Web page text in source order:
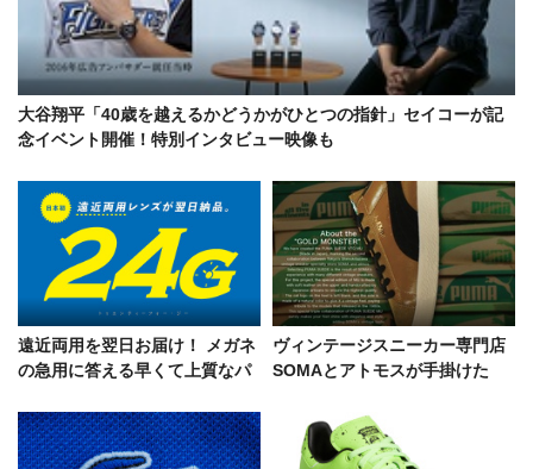
大谷翔平「40歳を越えるかどうかがひとつの指針」セイコーが記
念イベント開催！特別インタビュー映像も
遠近両用を翌日お届け！ メガネ
の急用に答える早くて上質なパ
ヴィンテージスニーカー専門店
SOMAとアトモスが手掛けた